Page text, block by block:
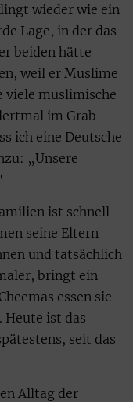
wieder wie ein
Lage, in der das
beiden hätte
weil er Muslime
viele muslimische
im Grab
ich eine Deutsche
„Unsere
ist schnell
seine Eltern
und tatsächlich
bringt ein
essen sie
ist das
seit das
Alltag der